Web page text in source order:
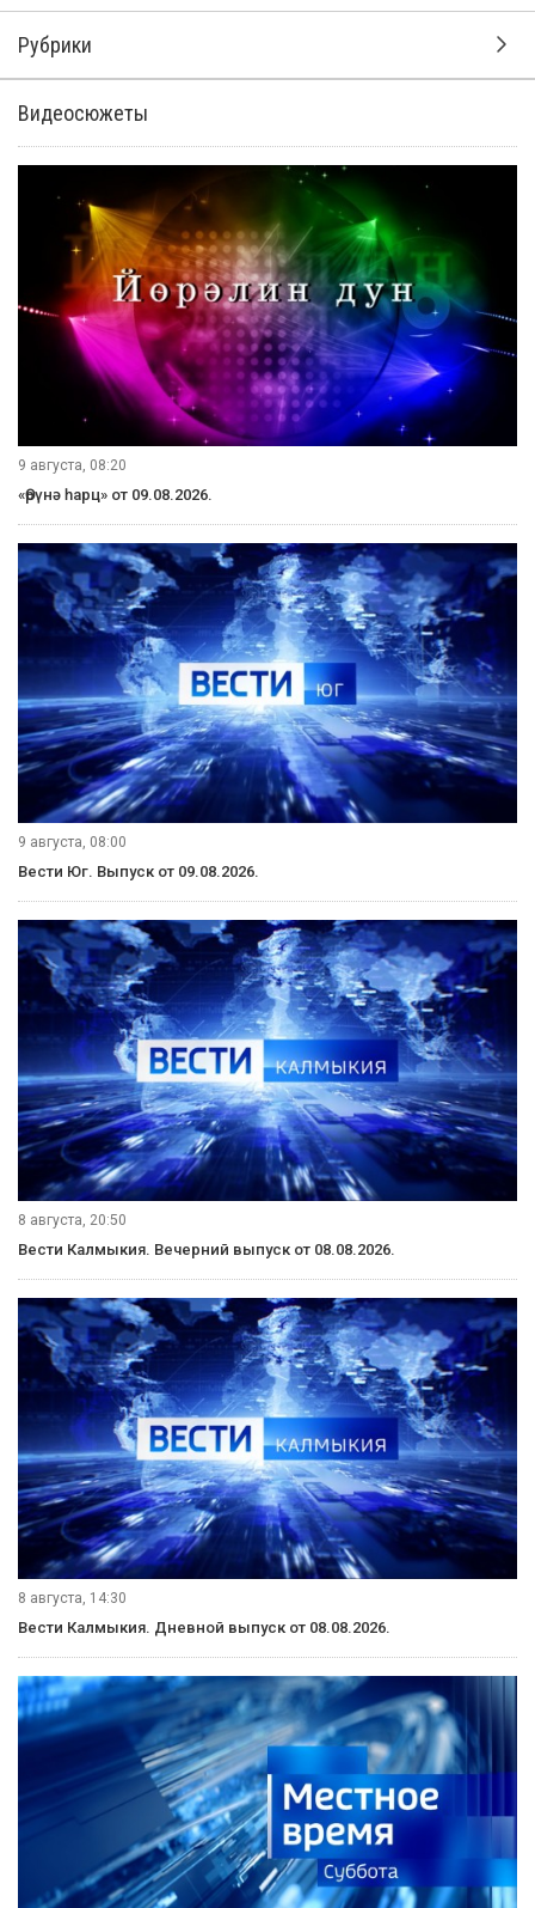
Рубрики
Видеосюжеты
9 августа, 08:20
«Өрүнә һарц» от 09.08.2026.
9 августа, 08:00
Вести Юг. Выпуск от 09.08.2026.
8 августа, 20:50
Вести Калмыкия. Вечерний выпуск от 08.08.2026.
8 августа, 14:30
Вести Калмыкия. Дневной выпуск от 08.08.2026.